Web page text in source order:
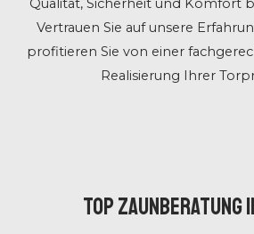
Qualität, Sicherheit und Komfort
Vertrauen Sie auf unsere
profitieren Sie von einer
Realisierung Ihrer
Top Zaunberatung